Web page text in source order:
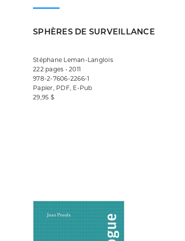
SPHÈRES DE SURVEILLANCE
Stéphane Leman-Langlois
222 pages • 2011
978-2-7606-2266-1
Papier, PDF, E-Pub
29,95 $